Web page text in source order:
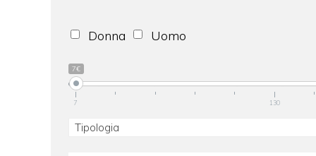
Donna Uomo
7€
7 130
Tipologia